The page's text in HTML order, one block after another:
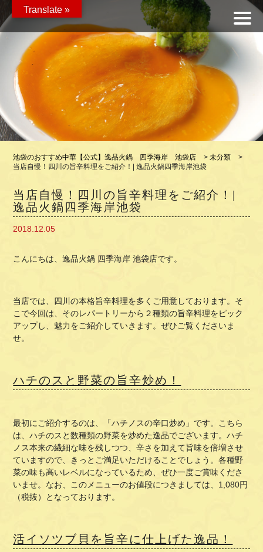
池袋のおすすめ中華【公式】逸品火鍋 四季海岸 池袋店 >未分類
>
当店自慢！四川の旨辛料理をご紹介！| 逸品火鍋四季海岸池袋
当店自慢！四川の旨辛料理をご紹介！|
逸品火鍋四季海岸池袋
2018.12.05
こんにちは、逸品火鍋 四季海岸 池袋店です。
当店では、四川の本格旨辛料理を多くご用意しております。そ
こで今回は、そのレパートリーから２種類の旨辛料理をピック
アップし、魅力をご紹介していきます。ぜひご覧くださいま
せ。
ハチのスと野菜の旨辛炒め！
最初にご紹介するのは、「ハチノスの辛口炒め」です。こちら
は、ハチのスと数種類の野菜を炒めた逸品でございます。ハチ
ノス本来の繊細な味を残しつつ、辛さを加えて旨味を倍増させ
ていますので、きっとご満足いただけることでしょう。各種野
菜の味も高いレベルになっているため、ぜひ一度ご賞味くださ
いませ。なお、このメニューのお値段につきましては、1,080円
（税抜）となっております。
活イソツブ貝を旨辛に仕上げた逸品！
Translate »